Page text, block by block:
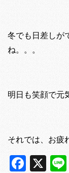
冬でも日差しが
ね。。。
明日も笑顔で元
それでは、お疲
X